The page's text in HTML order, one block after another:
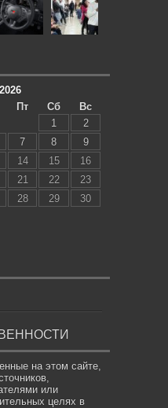
Пт Сб
Вс
1
2
7 8
9
14 15
16
21 22
23
28 29
30
на этом сайте,
или
целях в